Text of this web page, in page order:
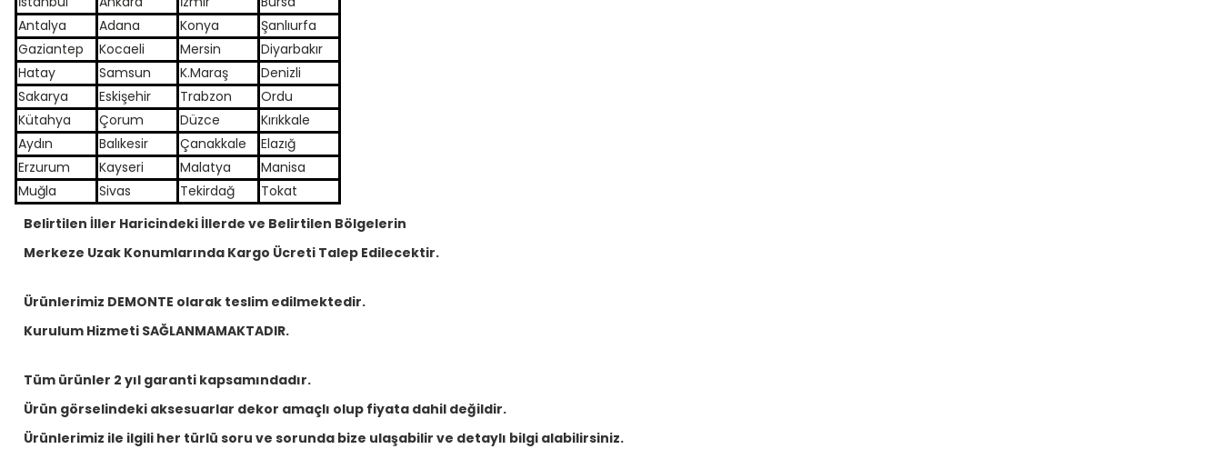
Antalya
Adana Konya
Şanlıurfa
Gaziantep
Kocaeli Mersin
Diyarbakır
Hatay
Samsun K.Maraş
Denizli
Sakarya
Eskişehir Trabzon
Ordu
Kütahya
Çorum Düzce
Kırıkkale
Aydın
Balıkesir Çanakkale
Elazığ
Erzurum
Kayseri Malatya
Manisa
Muğla
Sivas Tekirdağ
Tokat
Belirtilen İller Haricindeki İllerde ve Belirtilen Bölgelerin
Merkeze Uzak Konumlarında Kargo Ücreti Talep Edilecektir.
Ürünlerimiz DEMONTE olarak teslim edilmektedir.
Kurulum Hizmeti SAĞLANMAMAKTADIR.
Tüm ürünler 2 yıl garanti kapsamındadır.
Ürün görselindeki aksesuarlar dekor amaçlı olup fiyata dahil değildir.
Ürünlerimiz ile ilgili her türlü soru ve sorunda bize ulaşabilir ve detaylı bilgi alabilirsiniz.